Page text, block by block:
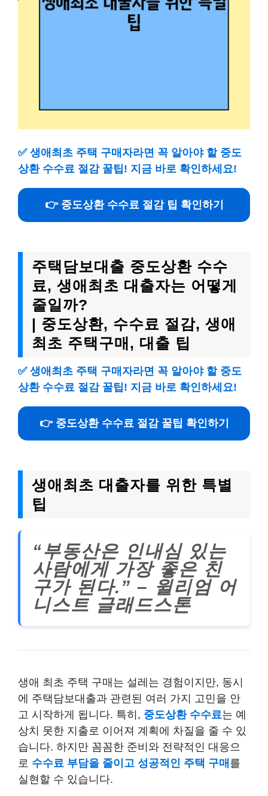
✅ 생애최초 주택 구매자라면 꼭 알아야 할 중도
상환 수수료 절감 꿀팁! 지금 바로 확인하세요!
👉 중도상환 수수료 절감 팁 확인하기
주택담보대출 중도상환 수수
료, 생애최초 대출자는 어떻게
줄일까?
| 중도상환, 수수료 절감, 생애
최초 주택구매, 대출 팁
✅ 생애최초 주택 구매자라면 꼭 알아야 할 중도
상환 수수료 절감 꿀팁! 지금 바로 확인하세요!
👉 중도상환 수수료 절감 꿀팁 확인하기
생애최초 대출자를 위한 특별
팁
“부동산은 인내심 있는
사람에게 가장 좋은 친
구가 된다.” – 윌리엄 어
니스트 글래드스톤
생애 최초 주택 구매는 설레는 경험이지만, 동시
에 주택담보대출과 관련된 여러 가지 고민을 안
고 시작하게 됩니다. 특히, 중도상환 수수료는 예
상치 못한 지출로 이어져 계획에 차질을 줄 수 있
습니다. 하지만 꼼꼼한 준비와 전략적인 대응으
로 수수료 부담을 줄이고 성공적인 주택 구매 를
실현할 수 있습니다.